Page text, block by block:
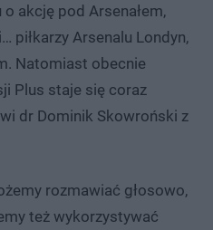
akcję pod Arsenałem,
piłkarzy Arsenalu Londyn,
Natomiast obecnie
Plus staje się coraz
dr Dominik Skowroński z
rozmawiać głosowo,
też wykorzystywać